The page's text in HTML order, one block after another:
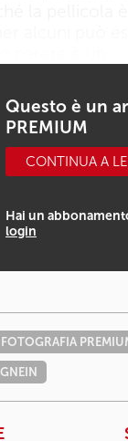
Questo è un
PREMIUM
CONTINUA A
Hai un
login
FOTOGRAFIA